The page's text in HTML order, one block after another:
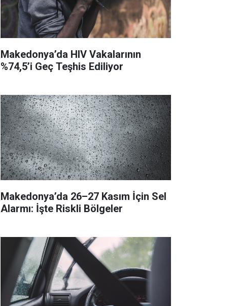
Makedonya’da HIV Vakalarının
%74,5’i Geç Teşhis Ediliyor
Makedonya’da 26–27 Kasım İçin Sel
Alarmı: İşte Riskli Bölgeler